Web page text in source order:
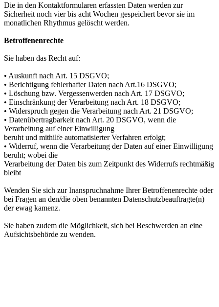
Die in den Kontaktformularen erfassten Daten werden zur
Sicherheit noch vier bis acht Wochen gespeichert bevor sie im
monatlichen Rhythmus gelöscht werden.
Betroffenenrechte
Sie haben das Recht auf:
• Auskunft nach Art. 15 DSGVO;
• Berichtigung fehlerhafter Daten nach Art.16 DSGVO;
• Löschung bzw. Vergessenwerden nach Art. 17 DSGVO;
• Einschränkung der Verarbeitung nach Art. 18 DSGVO;
• Widerspruch gegen die Verarbeitung nach Art. 21 DSGVO;
• Datenübertragbarkeit nach Art. 20 DSGVO, wenn die
Verarbeitung auf einer Einwilligung
beruht und mithilfe automatisierter Verfahren erfolgt;
• Widerruf, wenn die Verarbeitung der Daten auf einer Einwilligung
beruht; wobei die
Verarbeitung der Daten bis zum Zeitpunkt des Widerrufs rechtmäßig
bleibt
Wenden Sie sich zur Inanspruchnahme Ihrer Betroffenenrechte oder
bei Fragen an den/die oben benannten Datenschutzbeauftragte(n)
der ewag kamenz.
Sie haben zudem die Möglichkeit, sich bei Beschwerden an eine
Aufsichtsbehörde zu wenden.